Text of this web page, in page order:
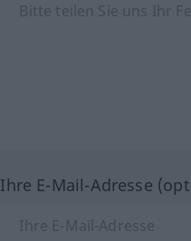
Ihre E-Mail-Adresse